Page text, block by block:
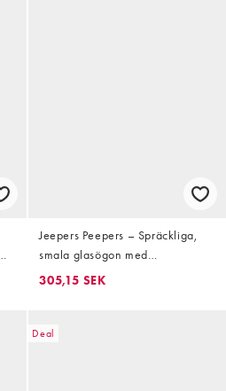
Jeepers Peepers – Spräckliga,
smala glasögon med
genomskinliga glas och
305,15 SEK
Deal